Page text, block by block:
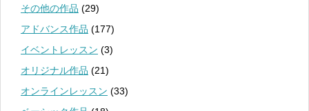
その他の作品 (29)
アドバンス作品 (177)
イベントレッスン (3)
オリジナル作品 (21)
オンラインレッスン (33)